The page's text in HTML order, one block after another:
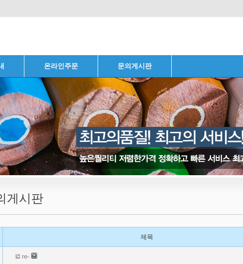
온라인주문 문의게시판
게시판
제목
re-